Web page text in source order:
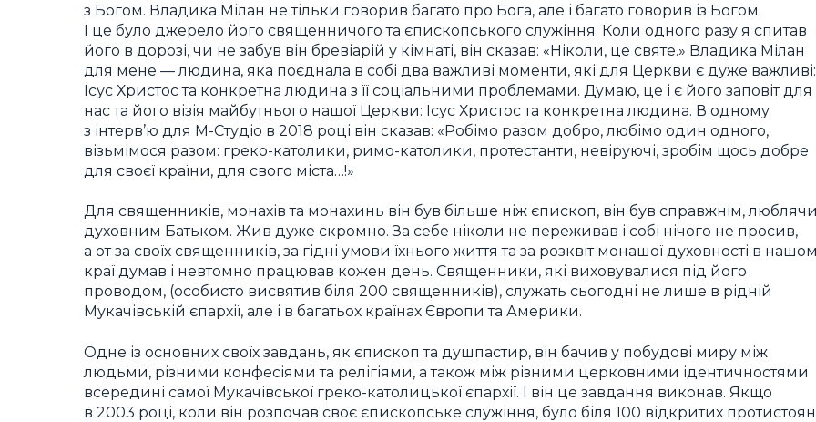
з Богом. Владика Мілан не тільки говорив багато про Бога, але і багато говорив із Богом.
І це було джерело його священничого та єпископського служіння. Коли одного разу я спитав
його в дорозі, чи не забув він бревіарій у кімнаті, він сказав: «Ніколи, це святе.» Владика Мілан
для мене — людина, яка поєднала в собі два важливі моменти, які для Церкви є дуже важливі:
Ісус Христос та конкретна людина з її соціальними проблемами. Думаю, це і є його заповіт для
нас та його візія майбутнього нашої Церкви: Ісус Христос та конкретна людина. В одному
з інтерв’ю для М-Студіо в 2018 році він сказав: «Робімо разом добро, любімо один одного,
візьмімося разом: греко-католики, римо-католики, протестанти, невіруючі, зробім щось добре
для своєї країни, для свого міста…!»
Для священників, монахів та монахинь він був більше ніж єпископ, він був справжнім,
духовним Батьком. Жив дуже скромно. За себе ніколи не переживав і собі нічого не просив,
а от за своїх священників, за гідні умови їхнього життя та за розквіт монашої духовності в
краї думав і невтомно працював кожен день. Священники, які виховувалися під його
проводом, (особисто висвятив біля 200 священників), служать сьогодні не лише в рідній
Мукачівській єпархії, але і в багатьох країнах Європи та Америки.
Одне із основних своїх завдань, як єпископ та душпастир, він бачив у побудові миру між
людьми, різними конфесіями та релігіями, а також між різними церковними ідентичностями
всередині самої Мукачівської греко-католицької єпархії. І він це завдання виконав. Якщо
в 2003 році, коли він розпочав своє єпископське служіння, було біля 100 відкритих